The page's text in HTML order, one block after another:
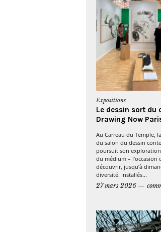
Expositions
Le dessin sort du
Drawing Now
Au Carreau du Temple,
du salon du dessin
poursuit son
du médium – l’occasion
découvrir, jusqu’à
diversité. Installés...
27 mars 2026